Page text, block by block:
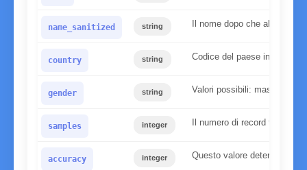
name_sanitized string Il nome dopo che abbiamo
country string Codice del paese inserito
gender string Valori possibili: maschio,
samples integer Il numero di record trovati
accuracy integer Questo valore determina